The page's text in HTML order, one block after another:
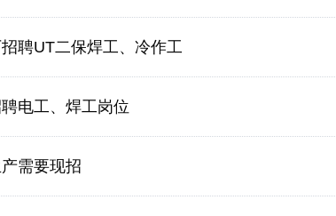
聘UT二保焊工、冷作工
电工、焊工岗位
需要现招